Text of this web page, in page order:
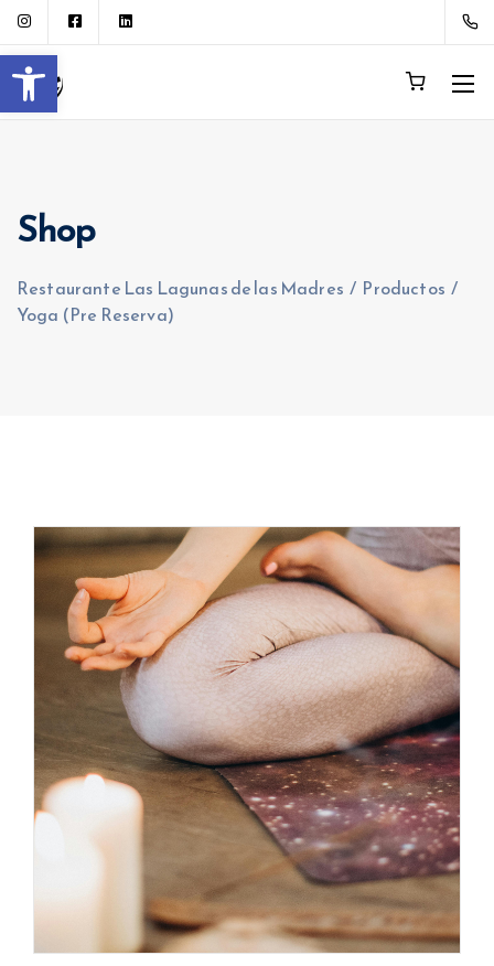
Abrir barra de herramientas
Shop
Restaurante Las Lagunas de las Madres / Productos /
Yoga (Pre Reserva)